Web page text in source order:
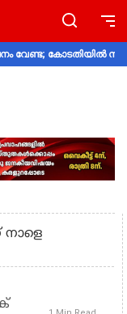
വേണ്ട; കോടതിയിൽ